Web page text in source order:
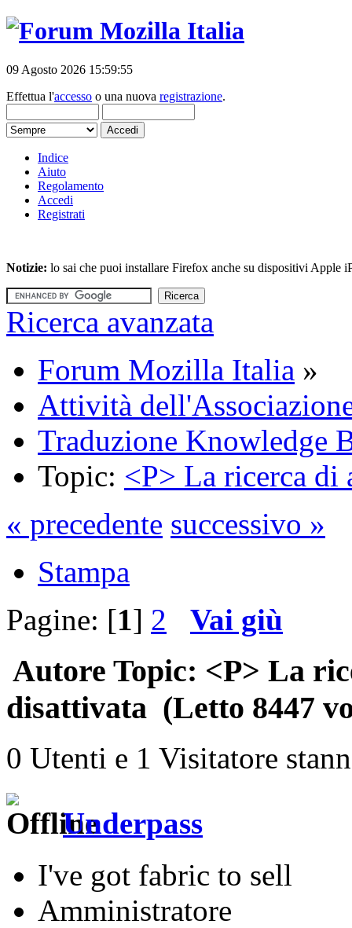
09 Agosto 2026 15:59:55
Effettua l'accesso o una nuova registrazione.
Indice
Aiuto
Regolamento
Accedi
Registrati
Notizie: lo sai che puoi installare Firefox anche su dispositivi Apple
Ricerca avanzata
Forum Mozilla Italia »
Attività
Traduzione Knowledge
Topic: <P> La ricerca di
« precedente successivo »
Stampa
Pagine: [1] 2 Vai giù
Autore Topic: <P> La
disattivata (Letto 8447
0 Utenti e 1 Visitatore
Underpass
I've got fabric to sell
Amministratore